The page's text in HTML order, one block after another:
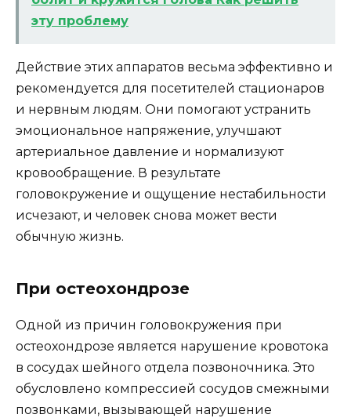
эту проблему
Действие этих аппаратов весьма эффективно и
рекомендуется для посетителей стационаров
и нервным людям. Они помогают устранить
эмоциональное напряжение, улучшают
артериальное давление и нормализуют
кровообращение. В результате
головокружение и ощущение нестабильности
исчезают, и человек снова может вести
обычную жизнь.
При остеохондрозе
Одной из причин головокружения при
остеохондрозе является нарушение кровотока
в сосудах шейного отдела позвоночника. Это
обусловлено компрессией сосудов смежными
позвонками, вызывающей нарушение